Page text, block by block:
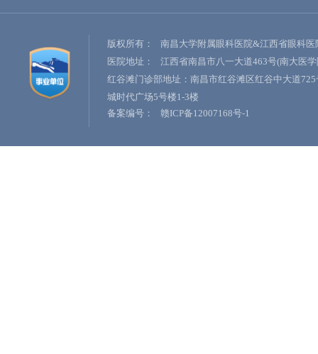
版权所有：
南昌大学附属眼科医院&江西省眼科医
医院地址：
江西省南昌市八一大道463号(南大医
红谷滩门诊部地址：南昌市红谷滩区红谷中大道725
城时代广场5号楼1-3楼
备案编号：
赣ICP备12007168号-1